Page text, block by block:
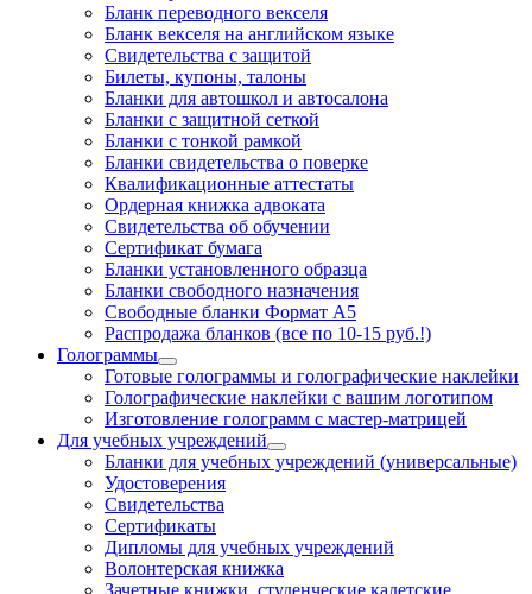
Бланк переводного векселя
Бланк векселя на английском языке
Свидетельства с защитой
Билеты, купоны, талоны
Бланки для автошкол и автосалона
Бланки с защитной сеткой
Бланки с тонкой рамкой
Бланки свидетельства о поверке
Квалификационные аттестаты
Ордерная книжка адвоката
Свидетельства об обучении
Сертификат бумага
Бланки установленного образца
Бланки свободного назначения
Свободные бланки Формат А5
Распродажа бланков (все по 10-15 руб.!)
Голограммы
Готовые голограммы и голографические наклейки
Голографические наклейки с вашим логотипом
Изготовление голограмм с мастер-матрицей
Для учебных учреждений
Бланки для учебных учреждений (универсальные)
Удостоверения
Свидетельства
Сертификаты
Дипломы для учебных учреждений
Волонтерская книжка
Зачетные книжки, студенческие,кадетские